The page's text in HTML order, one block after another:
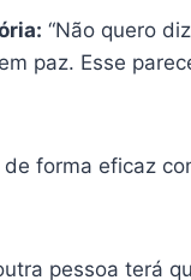
“Não quero
paz. Esse
forma eficaz
pessoa terá